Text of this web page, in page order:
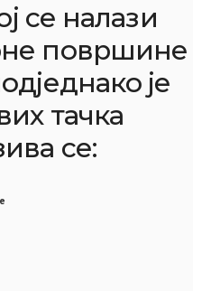
се налази
површине
је
тачка
се: